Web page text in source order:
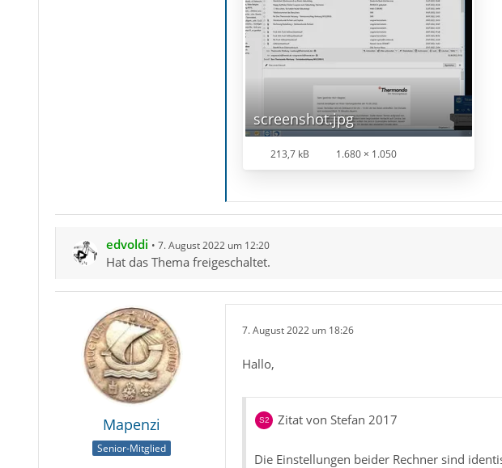
screenshot.jpg
213,7 kB 1.680 × 1.050
edvoldi 7. August 2022 um 12:20
Hat das Thema freigeschaltet.
Mapenzi
Senior-Mitglied
7. August 2022 um 18:26
Hallo,
Zitat von Stefan 2017
Die Einstellungen beider Rechner sind